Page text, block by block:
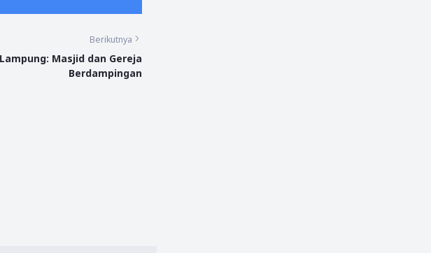
Berikutnya
Masjid dan Gereja
Berdampingan